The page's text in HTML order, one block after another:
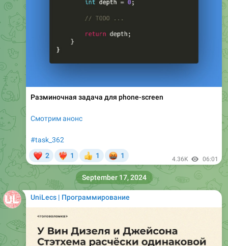
Разминочная задача для phone-screen
Смотрим анонс
#task_362
2 1
👍
1
🤬
1 4.36K 06:01
UniLecs | Программирование
September 17, 2024